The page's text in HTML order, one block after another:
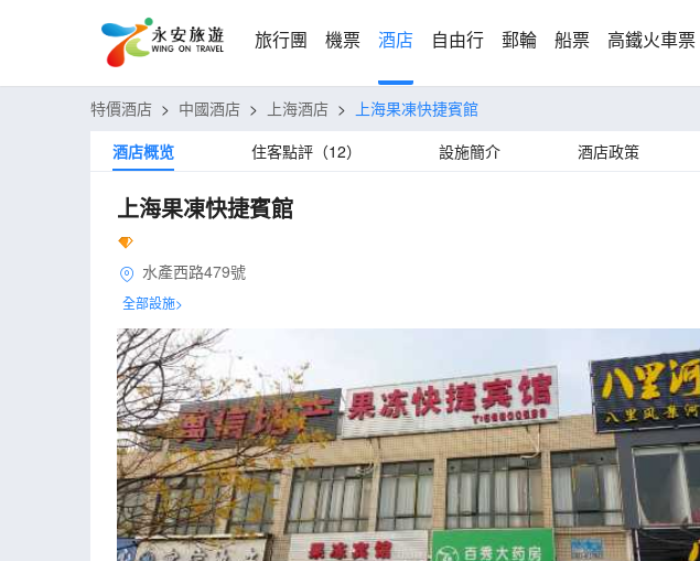
旅行團 機票 酒店 自由行 郵輪 船票 高鐵火車票
特價酒店 > 中國酒店 > 上海酒店 >
上海果凍快捷賓館
酒店概览
住客點評（12） 設施簡介 酒店政策
上海果凍快捷賓館
水產西路479號
全部設施>